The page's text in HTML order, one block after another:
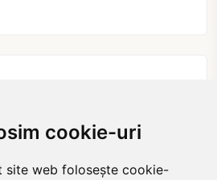
cookie-uri
site web folosește cookie-
cu Termenii și